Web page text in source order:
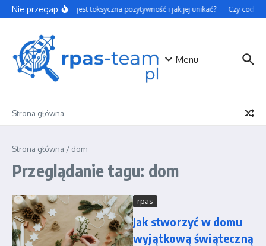
Przejdź do treści
Nie przegapCzym jest toksyczna pozytywność i jak jej unikać? Czy
Menu
Strona główna
Strona główna / dom
Przeglądanie tagu: dom
rpas
Jak stworzyć w domu
wyjątkową świąteczną